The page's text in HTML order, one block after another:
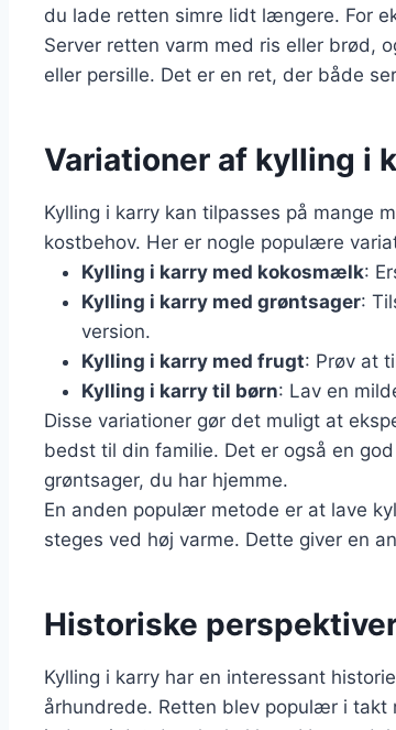
du lade retten simre lidt længere. For
Server retten varm med ris eller brød,
eller persille. Det er en ret, der både
Variationer af kylling i
Kylling i karry kan tilpasses på mange
kostbehov. Her er nogle populære
Kylling i karry med kokosmælk:
Kylling i karry med grøntsager:
version.
Kylling i karry med frugt: Prøv at
Kylling i karry til børn: Lav en
Disse variationer gør det muligt at
bedst til din familie. Det er også en
grøntsager, du har hjemme.
En anden populær metode er at lave
steges ved høj varme. Dette giver en
Historiske
Kylling i karry har en interessant
århundrede. Retten blev populær i